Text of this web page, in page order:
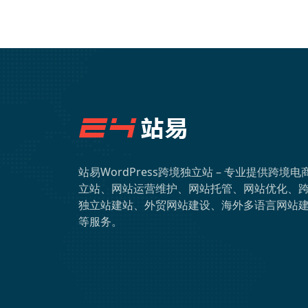
站易WordPress跨境独立站 – 专业提供跨境电
立站、网站运营维护、网站托管、网站优化、
独立站建站、外贸网站建设、海外多语言网站
等服务。